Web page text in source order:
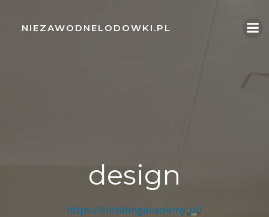
content
NIEZAWODNELODOWKI.PL
design
https://climbingacademy.pl/